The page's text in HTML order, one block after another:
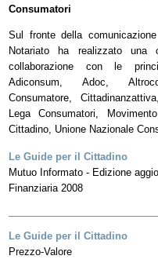
Consumatori
Sul fronte della
Notariato ha realizzato
collaborazione con le
Adiconsum, Adoc,
Consumatore,
Lega Consumatori,
Cittadino, Unione Nazionale
Le Guide per il Cittadino
Mutuo Informato - Edizione
Finanziaria 2008
Le Guide per il Cittadino
Prezzo-Valore